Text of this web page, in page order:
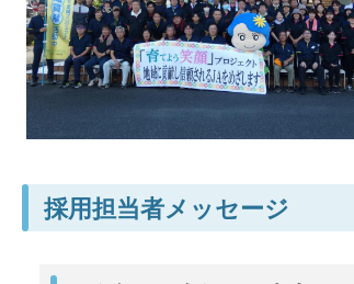
採用担当者メッセージ